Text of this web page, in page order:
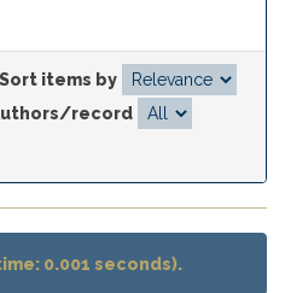
Sort items by
record
0.001 seconds).